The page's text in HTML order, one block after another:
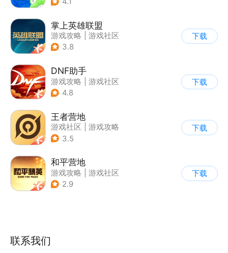
掌上英雄联盟
游戏攻略
游戏社区
3.8
下载
DNF助手
游戏攻略
游戏社区
4.8
下载
王者营地
游戏社区
游戏攻略
3.5
下载
和平营地
游戏攻略
游戏社区
2.9
下载
联系我们